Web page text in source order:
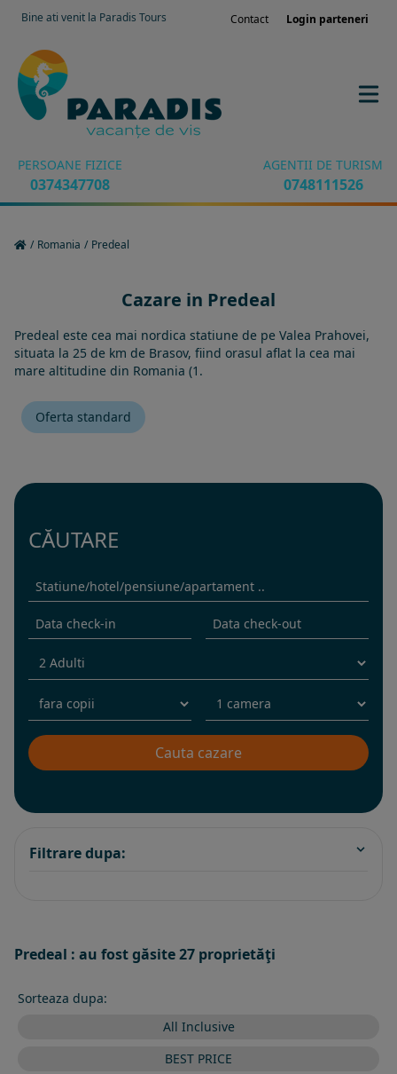
Bine ati venit la Paradis Tours Contact Login parteneri
PERSOANE FIZICE
0374347708
AGENTII DE TURISM
0748111526
/ Romania / Predeal
Cazare in Predeal
Predeal este cea mai nordica statiune de pe Valea Prahovei,
situata la 25 de km de Brasov, fiind orasul aflat la cea mai
mare altitudine din Romania (1.
Oferta standard
CĂUTARE
Filtrare dupa:
Predeal : au fost găsite 27 proprietăţi
Sorteaza dupa:
All Inclusive
BEST PRICE